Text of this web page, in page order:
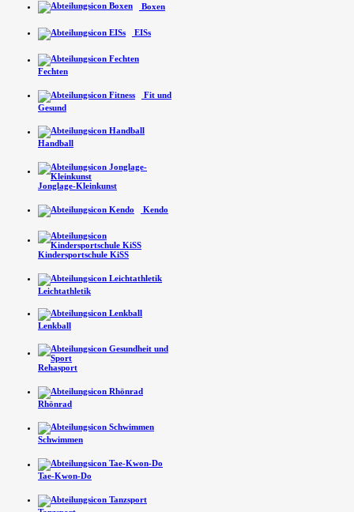
Boxen
EISs
Fechten
Fit und
Gesund
Handball
Jonglage-Kleinkunst
Kendo
Kindersport­schule KiSS
Leichtathletik
Lenkball
Rehasport
Rhönrad
Schwimmen
Tae-Kwon-Do